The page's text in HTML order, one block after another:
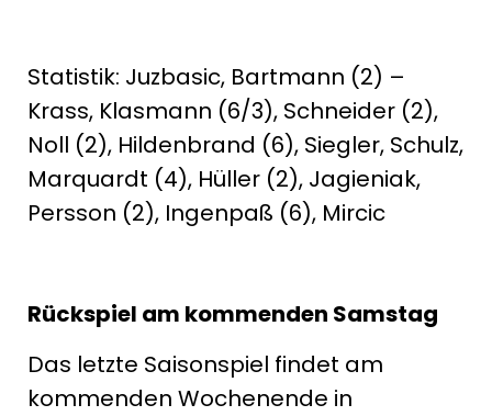
Statistik: Juzbasic, Bartmann (2) –
Krass, Klasmann (6/3), Schneider (2),
Noll (2), Hildenbrand (6), Siegler, Schulz,
Marquardt (4), Hüller (2), Jagieniak,
Persson (2), Ingenpaß (6), Mircic
Rückspiel am kommenden Samstag
Das letzte Saisonspiel findet am
kommenden Wochenende in